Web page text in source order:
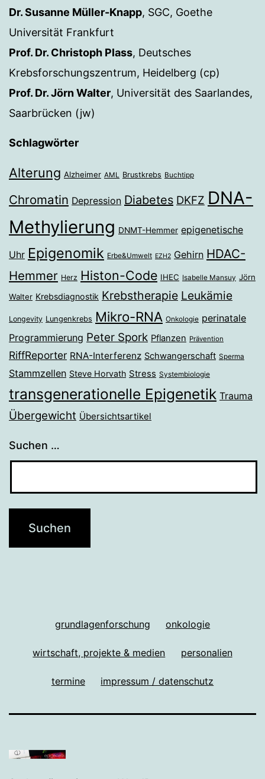
Dr. Susanne Müller-Knapp, SGC, Goethe
Universität Frankfurt
Prof. Dr. Christoph Plass, Deutsches
Krebsforschungszentrum, Heidelberg (cp)
Prof. Dr. Jörn Walter, Universität des Saarlandes,
Saarbrücken (jw)
Schlagwörter
Alterung Alzheimer AML Brustkrebs Buchtipp
Chromatin Depression Diabetes DKFZ DNA-
Methylierung DNMT-Hemmer epigenetische
Uhr Epigenomik Erbe&Umwelt EZH2 Gehirn HDAC-
Hemmer Herz Histon-Code IHEC Isabelle Mansuy Jörn
Walter Krebsdiagnostik Krebstherapie Leukämie
Longevity Lungenkrebs Mikro-RNA Onkologie perinatale
Programmierung Peter Spork Pflanzen Prävention
RiffReporter RNA-Interferenz Schwangerschaft Sperma
Stammzellen Steve Horvath Stress Systembiologie
transgenerationelle Epigenetik Trauma
Übergewicht Übersichtsartikel
Suchen …
grundlagenforschung onkologie
wirtschaft, projekte & medien personalien
termine impressum / datenschutz